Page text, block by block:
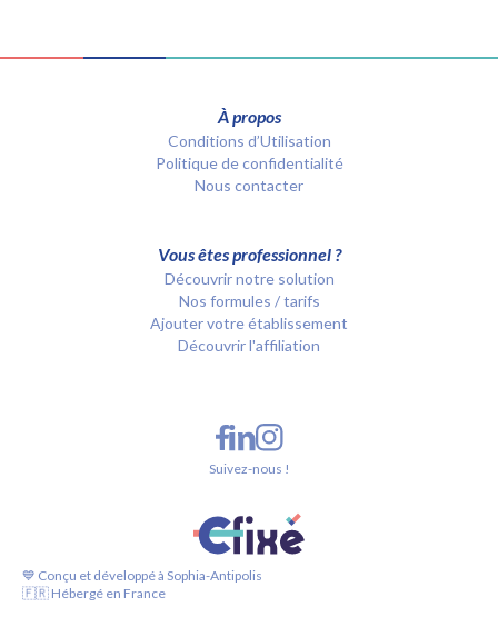
À propos
Conditions d’Utilisation
Politique de confidentialité
Nous contacter
Vous êtes professionnel ?
Découvrir notre solution
Nos formules / tarifs
Ajouter votre établissement
Découvrir l'affiliation
💙 Conçu et développé à Sophia-Antipolis
🇫🇷 Hébergé en France
Suivez-nous !